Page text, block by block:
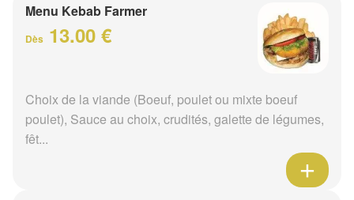
Menu Kebab Farmer
Dès 13.00 €
Choix de la viande (Boeuf, poulet ou mixte boeuf
poulet), Sauce au choix, crudités, galette de légumes,
fêt...